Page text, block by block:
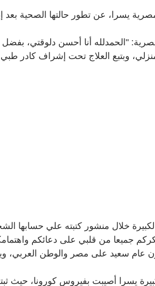
يسرا، عن تطور حالتها الصحية بعد
"الحمدلله أنا أحسن دلوقتي،
وبتبع العلاج تحت إشراف كادر
خلال منشور كتبته علي حسابها
جميعا من قلبي على دعائكم
عام سعيد على مصر والوطن العربي،
يسرا أصيبت بفيروس كورونا، حيث